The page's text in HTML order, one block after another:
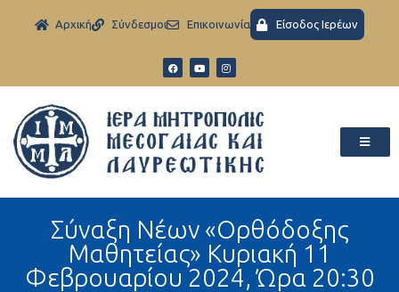
Aρχική Σύνδεσμοι Eπικοινωνία Είσοδος Ιερέων
Σύναξη Νέων «Ορθόδοξης
Μαθητείας» Kυριακή 11
Φεβρουαρίου 2024, Ώρα 20:30